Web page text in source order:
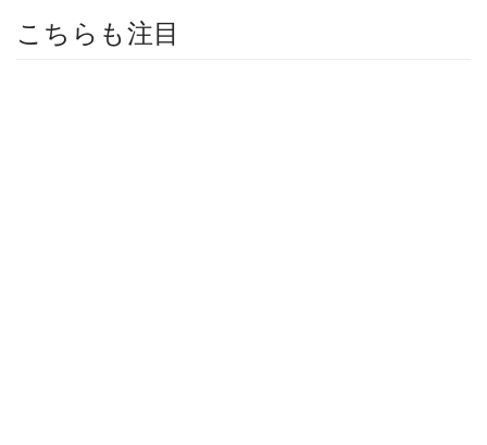
こちらも注目